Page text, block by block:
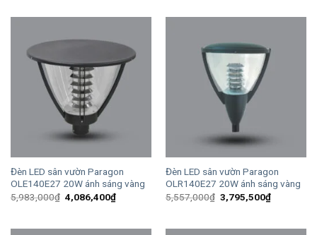
3,399,300₫.
Đèn LED sân vườn Paragon
OLE140E27 20W ánh sáng vàng
5,983,000₫ Giá
gốc
4,086,400₫Giá
hiện
Đèn LED sân vườn Paragon
OLR140E27 20W ánh sáng vàng
5,557,000₫ Giá
gốc
3,795,500₫Giá
hiện